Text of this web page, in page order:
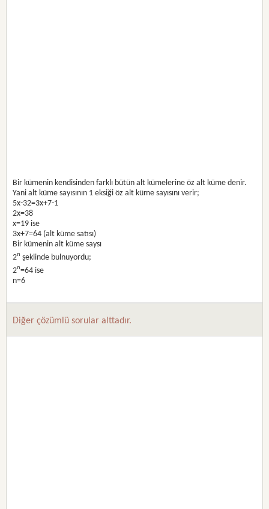
Bir kümenin kendisinden farklı bütün alt kümelerine öz alt küme denir.
Yani alt küme sayısının 1 eksiği öz alt küme sayısını verir;
5x-32=3x+7-1
2x=38
x=19 ise
3x+7=64 (alt küme satısı)
Bir kümenin alt küme saysı
2n şeklinde bulnuyordu;
2n=64 ise
n=6
Diğer çözümlü sorular alttadır.